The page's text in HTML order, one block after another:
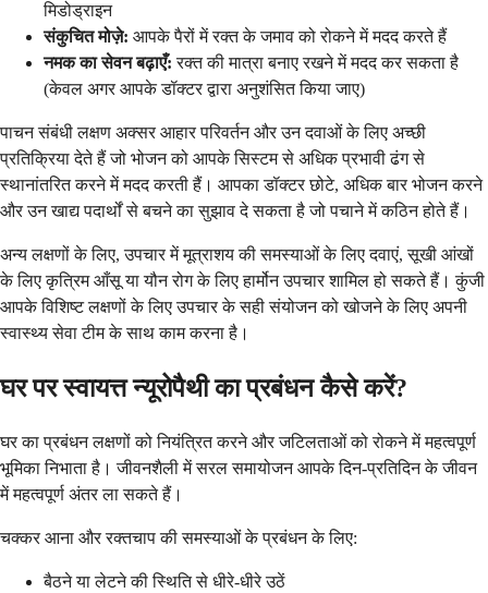
मिडोड्राइन
संकुचित मोज़े: आपके पैरों में रक्त के जमाव को रोकने में मदद करते हैं
नमक का सेवन बढ़ाएँ: रक्त की मात्रा बनाए रखने में मदद कर सकता है
(केवल अगर आपके डॉक्टर द्वारा अनुशंसित किया जाए)
पाचन संबंधी लक्षण अक्सर आहार परिवर्तन और उन दवाओं के लिए अच्छी
प्रतिक्रिया देते हैं जो भोजन को आपके सिस्टम से अधिक प्रभावी ढंग से
स्थानांतरित करने में मदद करती हैं। आपका डॉक्टर छोटे, अधिक बार भोजन करने
और उन खाद्य पदार्थों से बचने का सुझाव दे सकता है जो पचाने में कठिन होते हैं।
अन्य लक्षणों के लिए, उपचार में मूत्राशय की समस्याओं के लिए दवाएं, सूखी आंखों
के लिए कृत्रिम आँसू या यौन रोग के लिए हार्मोन उपचार शामिल हो सकते हैं। कुंजी
आपके विशिष्ट लक्षणों के लिए उपचार के सही संयोजन को खोजने के लिए अपनी
स्वास्थ्य सेवा टीम के साथ काम करना है।
घर पर स्वायत्त न्यूरोपैथी का प्रबंधन कैसे करें?
घर का प्रबंधन लक्षणों को नियंत्रित करने और जटिलताओं को रोकने में महत्वपूर्ण
भूमिका निभाता है। जीवनशैली में सरल समायोजन आपके दिन-प्रतिदिन के जीवन
में महत्वपूर्ण अंतर ला सकते हैं।
चक्कर आना और रक्तचाप की समस्याओं के प्रबंधन के लिए:
बैठने या लेटने की स्थिति से धीरे-धीरे उठें